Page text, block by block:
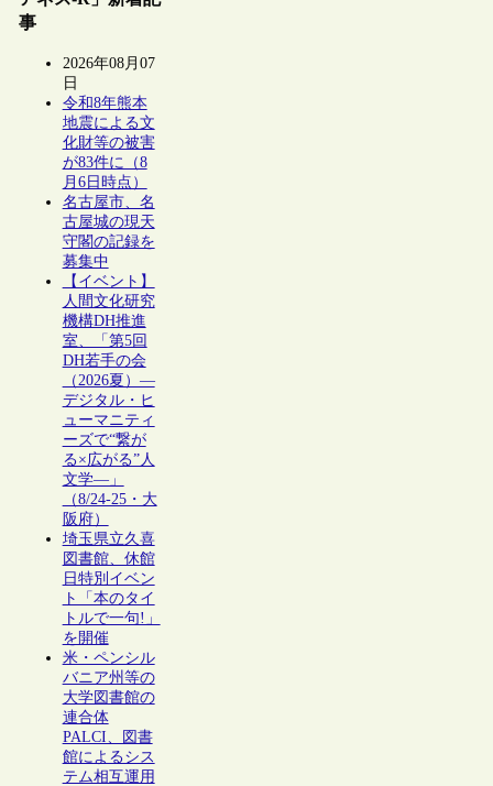
事
2026年08月07
日
令和8年熊本
地震による文
化財等の被害
が83件に（8
月6日時点）
名古屋市、名
古屋城の現天
守閣の記録を
募集中
【イベント】
人間文化研究
機構DH推進
室、「第5回
DH若手の会
（2026夏）―
デジタル・ヒ
ューマニティ
ーズで“繋が
る×広がる”人
文学―」
（8/24-25・大
阪府）
埼玉県立久喜
図書館、休館
日特別イベン
ト「本のタイ
トルで一句!」
を開催
米・ペンシル
バニア州等の
大学図書館の
連合体
PALCI、図書
館によるシス
テム相互運用